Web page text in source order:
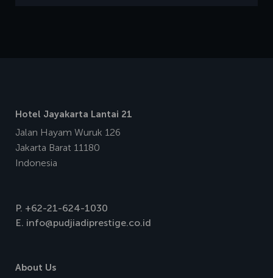
Hotel Jayakarta Lantai 21
Jalan Hayam Wuruk 126
Jakarta Barat 11180
Indonesia
P. +62-21-624-1030
E. info@pudjiadiprestige.co.id
About Us